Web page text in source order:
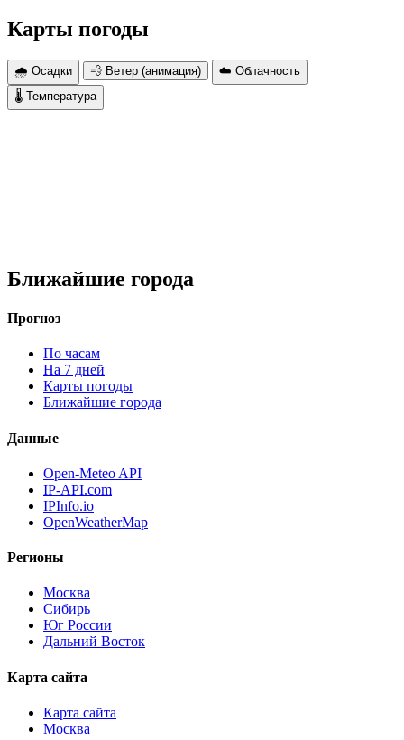
Карты погоды
🌧 Осадки 💨 Ветер (анимация)
☁️ Облачность
🌡 Температура
Ближайшие города
Прогноз
По часам
На 7 дней
Карты погоды
Ближайшие города
Данные
Open-Meteo API
IP-API.com
IPInfo.io
OpenWeatherMap
Регионы
Москва
Сибирь
Юг России
Дальний Восток
Карта сайта
Карта сайта
Москва